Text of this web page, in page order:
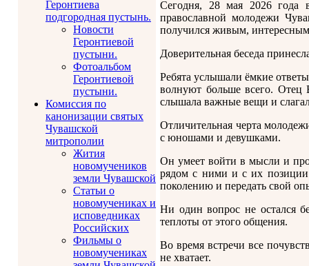
Геронтиева
подгородная пустынь.
Новости
Геронтиевой
пустыни.
Фотоальбом
Геронтиевой
пустыни.
Комиссия по
канонизации святых
Чувашской
митрополии
Жития
новомучеников
земли Чувашской
Статьи о
новомучениках и
исповедниках
Российских
Фильмы о
новомучениках
Сегодня, 28 мая 2026 года
православной молодежи
получился живым,
Доверительная беседа
Ребята услышали ёмкие
волнуют больше всего.
слышала важные вещи и
Отличительная черта
с юношами и девушками.
Он умеет войти в мысли и
рядом с ними и с их позиции
поколению и передать свой
Ни один вопрос не остался
теплоты от этого общения.
Во время встречи все
не хватает.